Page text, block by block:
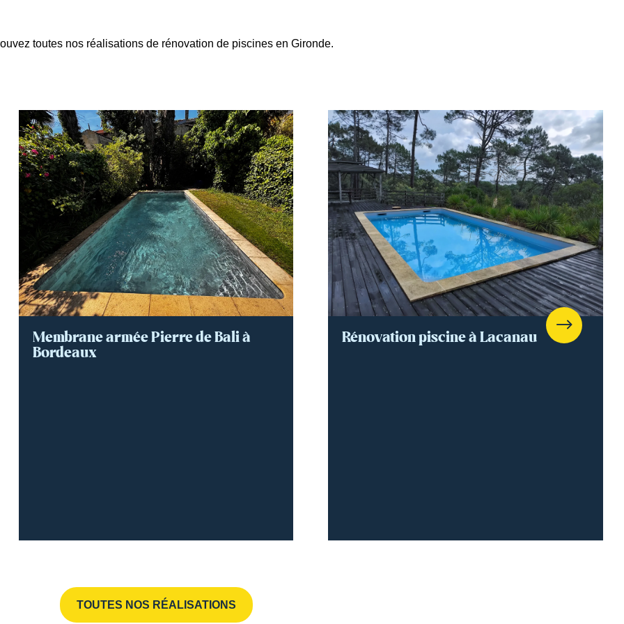
toutes nos réalisations de rénovation de piscines en Gironde.
Membrane armée Pierre de Bali à
Bordeaux
Rénovation piscine à Lacanau
TOUTES NOS RÉALISATIONS